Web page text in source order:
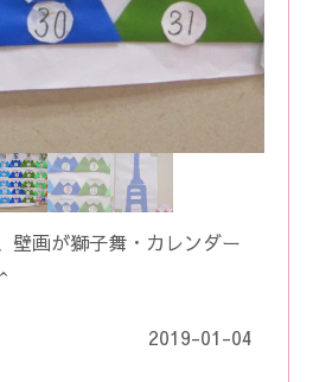
壁画が獅子舞・カレンダー
2019-01-04